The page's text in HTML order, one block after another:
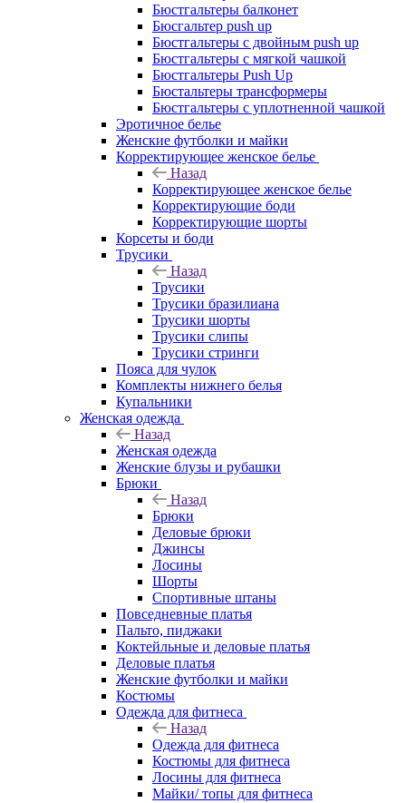
Бюстгальтеры балконет
Бюсгальтер push up
Бюстгальтеры с двойным push up
Бюстгальтеры с мягкой чашкой
Бюстгальтеры Push Up
Бюстальтеры трансформеры
Бюстгальтеры с уплотненной чашкой
Эротичное белье
Женские футболки и майки
Корректирующее женское белье
Назад
Корректирующее женское белье
Корректирующие боди
Корректирующие шорты
Корсеты и боди
Трусики
Назад
Трусики
Трусики бразилиана
Трусики шорты
Трусики слипы
Трусики стринги
Пояса для чулок
Комплекты нижнего белья
Купальники
Женская одежда
Назад
Женская одежда
Женские блузы и рубашки
Брюки
Назад
Брюки
Деловые брюки
Джинсы
Лосины
Шорты
Спортивные штаны
Повседневные платья
Пальто, пиджаки
Коктейльные и деловые платья
Деловые платья
Женские футболки и майки
Костюмы
Одежда для фитнеса
Назад
Одежда для фитнеса
Костюмы для фитнеса
Лосины для фитнеса
Майки/ топы для фитнеса